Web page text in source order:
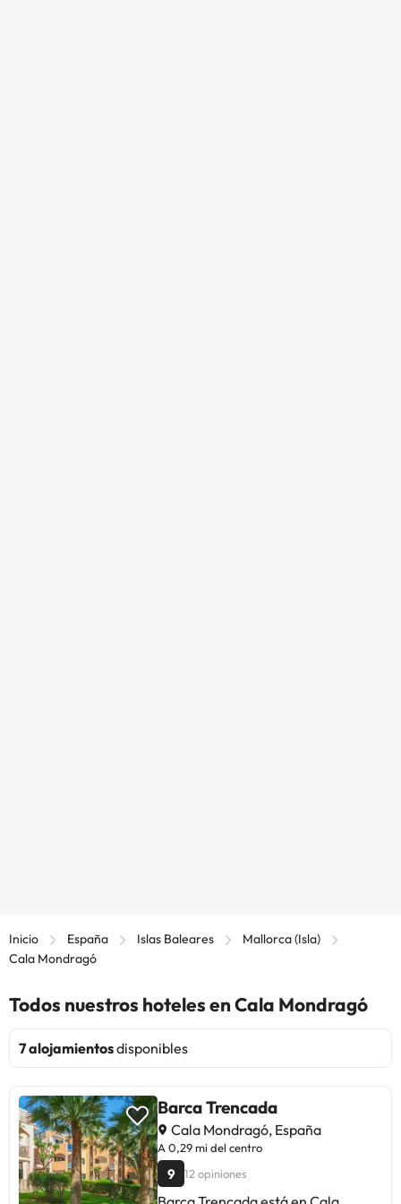
Inicio España Islas Baleares
Mallorca (Isla)
Cala Mondragó
Todos nuestros hoteles en Cala Mondragó
7 alojamientosdisponibles
Barca Trencada
Cala Mondragó, España
A 0,29 mi del centro
9 12 opiniones